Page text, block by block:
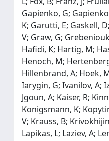
Gapienko, G;
K; Garutti, E; Gaskell,
V; Graw, G;
Hafidi, K; Hartig, M;
Henoch, M;
Hillenbrand, A; Hoek,
Iarygin, G; Ivanilov, A;
Jgoun, A; Kaiser, R;
Konigsmann, K;
V; Krauss, B;
Lapikas, L; Laziev, A;